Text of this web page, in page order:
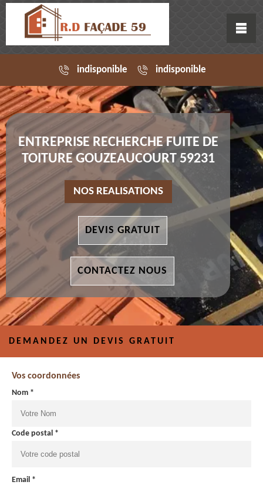
indisponible indisponible
ENTREPRISE RECHERCHE FUITE DE
TOITURE GOUZEAUCOURT 59231
NOS REALISATIONS
DEVIS GRATUIT
CONTACTEZ NOUS
DEMANDEZ UN DEVIS GRATUIT
Vos coordonnées
Nom *
Code postal *
Email *